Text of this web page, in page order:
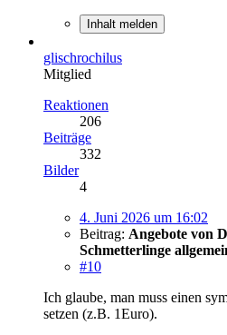
Inhalt melden
glischrochilus
Mitglied
Reaktionen
206
Beiträge
332
Bilder
4
4. Juni 2026 um 16:02
Beitrag: Angebote von
Schmetterlinge
#10
Ich glaube, man muss einen
setzen (z.B. 1Euro).